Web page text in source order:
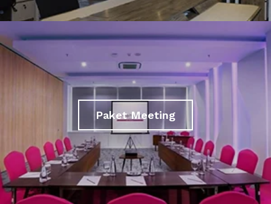
Paket Meeting